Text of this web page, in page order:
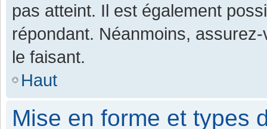
pas atteint. Il est également
répondant. Néanmoins,
le faisant.
Haut
Mise en forme et types